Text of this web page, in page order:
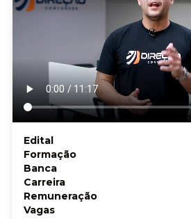
Edital
Formação
Banca
Carreira
Remuneração
Vagas